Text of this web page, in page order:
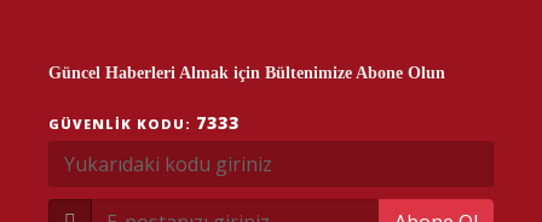
Güncel Haberleri Almak için Bültenimize Abone Olun
GÜVENLIK KODU: 7333